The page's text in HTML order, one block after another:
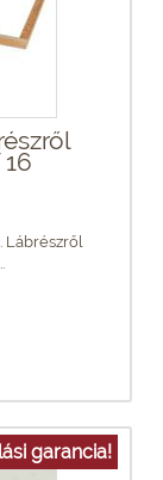
Lábrészről
garancia!